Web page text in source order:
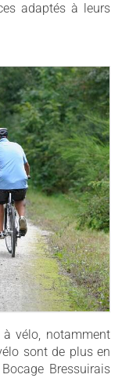
adaptés à leurs
vélo, notamment
sont de plus en
Bressuirais